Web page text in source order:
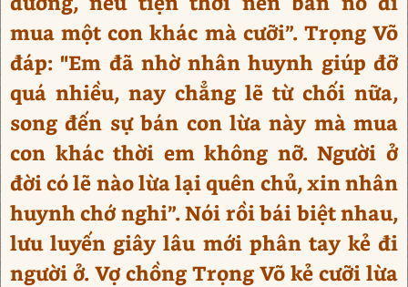
mua một con khác mà cưỡi”. Trọng Võ
đáp: "Em đã nhờ nhân huynh giúp đỡ
quá nhiều, nay chẳng lẽ từ chối nữa,
song đến sự bán con lừa này mà mua
con khác thời em không nỡ. Người ở
đời có lẽ nào lừa lại quên chủ, xin nhân
huynh chớ nghi”. Nói rồi bái biệt nhau,
lưu luyến giây lâu mới phân tay kẻ đi
người ở. Vợ chồng Trọng Võ kẻ cưỡi lừa